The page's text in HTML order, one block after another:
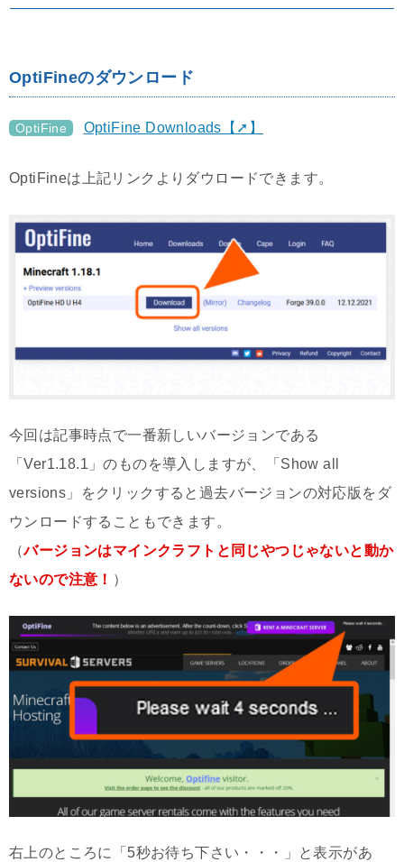
OptiFineのダウンロード
OptiFine OptiFine Downloads【➚】
OptiFineは上記リンクよりダウロードできます。
今回は記事時点で一番新しいバージョンである
「Ver1.18.1」のものを導入しますが、「Show all
versions」をクリックすると過去バージョンの対応版をダ
ウンロードすることもできます。
（バージョンはマインクラフトと同じやつじゃないと動か
ないので注意！ ）
右上のところに「5秒お待ち下さい・・・」と表示があ